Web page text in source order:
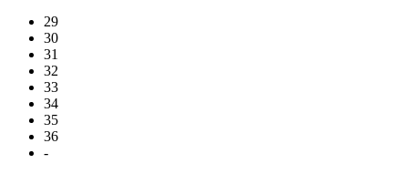
29
30
31
32
33
34
35
36
-